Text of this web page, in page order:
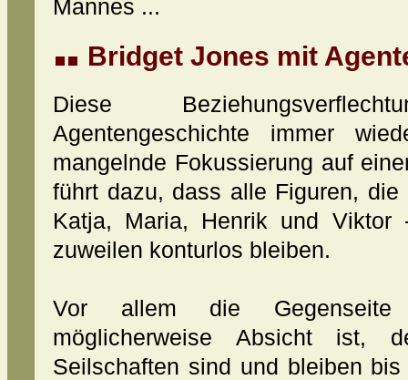
Mannes ...
Bridget Jones mit
Diese
Agentengeschichte immer
mangelnde Fokussierung auf
führt dazu, dass alle Figuren,
Katja, Maria, Henrik und Viktor
zuweilen konturlos bleiben.
Vor allem die
möglicherweise Absicht ist,
Seilschaften sind und bleiben